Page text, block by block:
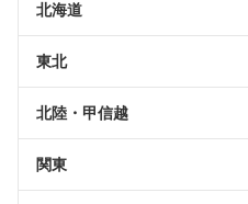
北海道
東北
北陸・甲信越
関東